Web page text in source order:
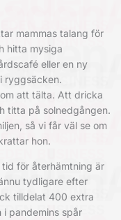
mammas talang för
hitta mysiga
eller en ny
ryggsäcken.
att tälta. Att dricka
titta på solnedgången.
så vi får väl se om
hon.
för återhämtning är
tydligare efter
tilldelat 400 extra
pandemins spår